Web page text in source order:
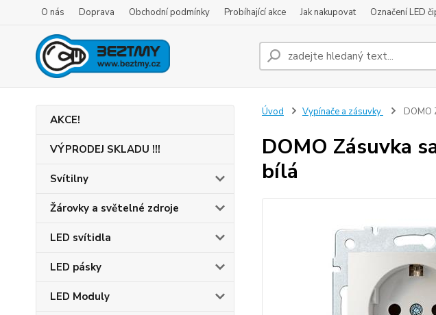
O nás Doprava Obchodní podmínky Probíhající akce Jak nakupovat Označení LED
AKCE!
VÝPRODEJ SKLADU !!!
Svítilny
Žárovky a světelné zdroje
LED svítidla
LED pásky
LED Moduly
Úvod Vypínače a zásuvky DOMO
DOMO Zásuvka
bílá